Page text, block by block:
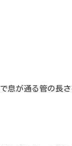
息が通る管の長